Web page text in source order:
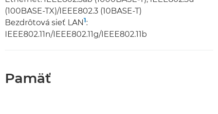
(100BASE-TX)/IEEE802.3 (10BASE-T)
Bezdrôtová sieť LAN1:
IEEE802.11n/IEEE802.11g/IEEE802.11b
Pamäť